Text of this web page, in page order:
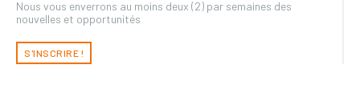
Nous vous enverrons au moins deux (2) par semaines des
nouvelles et opportunités
S'INSCRIRE !